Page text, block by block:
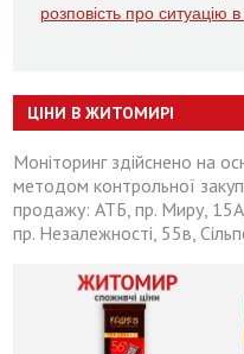
розповість про ситуацію в
ЦІНИ В ЖИТОМИРІ
Моніторинг здійснено на
методом контрольної
продажу: АТБ, пр. Миру,
пр. Незалежності, 55в,